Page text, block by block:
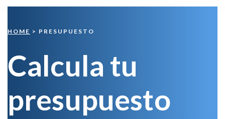
HOME > PRESUPUESTO
Calcula tu
presupuesto